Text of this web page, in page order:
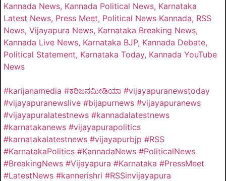
Kannada News, Kannada Political News, Karnataka
Latest News, Press Meet, Political News Kannada, RSS
News, Vijayapura News, Karnataka Breaking News,
Kannada Live News, Karnataka BJP, Kannada Debate,
Political Statement, Karnataka Today, Kannada YouTube
News
#karijanamedia #ಕರಿಜನಮೀಡಿಯಾ #vijayapuranewstoday
#vijayapuranewslive #bijapurnews #vijayapuranews
#vijayapuralatestnews #kannadalatestnews
#karnatakanews #vijayapurapolitics
#karnatakalatestnews #vijayapurbjp #RSS
#KarnatakaPolitics #KannadaNews #PoliticalNews
#BreakingNews #Vijayapura #Karnataka #PressMeet
#LatestNews #kannerishri #RSSinvijayapura